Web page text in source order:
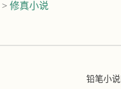
> 修真小说
铅笔小